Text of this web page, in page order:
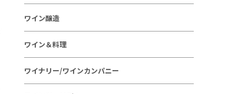
ワイン醸造
ワイン＆料理
ワイナリー/ワインカンパニー